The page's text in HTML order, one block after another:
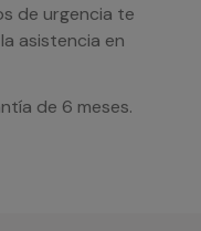
de urgencia te
asistencia en
de 6 meses.